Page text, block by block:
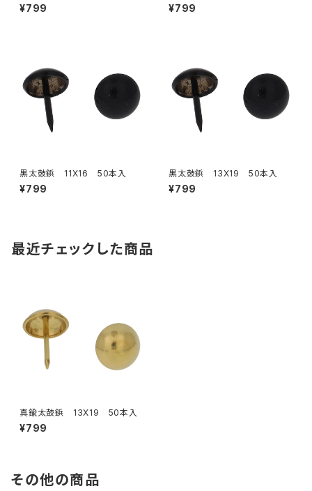
¥799 ¥799
黒太鼓鋲 11X16 50本入
¥799
黒太鼓鋲 13X19 50本入
¥799
最近チェックした商品
真鍮太鼓鋲 13X19 50本入
¥799
その他の商品